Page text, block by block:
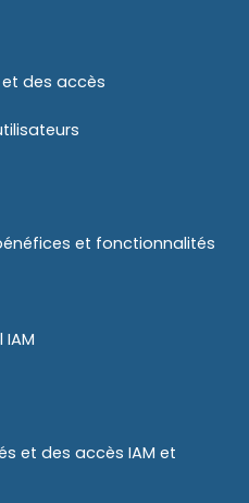
des accès
et fonctionnalités
et des accès IAM et